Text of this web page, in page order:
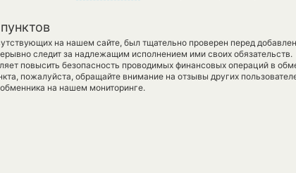
на нашем сайте, был тщательно проверен перед
следит за надлежащим исполнением ими своих обязательств.
повысить безопасность проводимых финансовых операций в
пожалуйста, обращайте внимание на отзывы других
на нашем мониторинге.